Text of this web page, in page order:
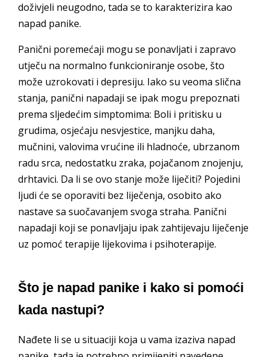
doživjeli neugodno, tada se to karakterizira kao
napad panike.
Panični poremećaji mogu se ponavljati i zapravo
utječu na normalno funkcioniranje osobe, što
može uzrokovati i depresiju. Iako su veoma slična
stanja, panični napadaji se ipak mogu prepoznati
prema sljedećim simptomima: Boli i pritisku u
grudima, osjećaju nesvjestice, manjku daha,
mučnini, valovima vrućine ili hladnoće, ubrzanom
radu srca, nedostatku zraka, pojačanom znojenju,
drhtavici. Da li se ovo stanje može liječiti? Pojedini
ljudi će se oporaviti bez liječenja, osobito ako
nastave sa suočavanjem svoga straha. Panični
napadaji koji se ponavljaju ipak zahtijevaju liječenje
uz pomoć terapije lijekovima i psihoterapije.
Što je napad panike i kako si pomoći
kada nastupi?
Nađete li se u situaciji koja u vama izaziva napad